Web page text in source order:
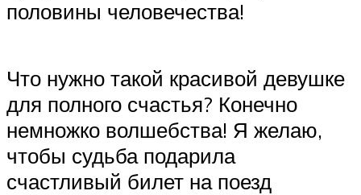
половины человечества!
Что нужно такой красивой девушке
для полного счастья? Конечно
немножко волшебства! Я желаю,
чтобы судьба подарила
счастливый билет на поезд